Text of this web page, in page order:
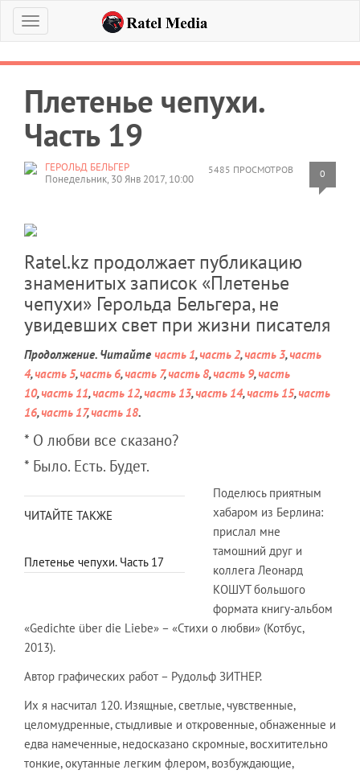
Меню
Плетенье чепухи.
Часть 19
5485 ПРОСМОТРОВ 0
ГЕРОЛЬД БЕЛЬГЕР
Понедельник, 30 Янв 2017, 10:00
Ratel.kz продолжает публикацию
знаменитых записок «Плетенье
чепухи» Герольда Бельгера, не
увидевших свет при жизни писателя
Продолжение. Читайте часть 1,часть 2,часть 3,часть
4,часть 5,часть 6,часть 7,часть 8,часть 9,часть
10,часть 11,часть 12,часть 13,часть 14,часть 15,часть
16,часть 17,часть 18.
* О любви все сказано?
* Было. Есть. Будет.
ЧИТАЙТЕ ТАКЖЕ
Плетенье чепухи. Часть 17
Поделюсь приятным
хабаром из Берлина:
прислал мне
тамошний друг и
коллега Леонард
КОШУТ большого
формата книгу-альбом
«Gedichte über die Liebe» – «Стихи о любви» (Котбус,
2013).
Автор графических работ – Рудольф ЗИТНЕР.
Их я насчитал 120. Изящные, светлые, чувственные,
целомудренные, стыдливые и откровенные, обнаженные и
едва намеченные, недосказано скромные, восхитительно
тонкие, окутанные легким флером, возбуждающие,